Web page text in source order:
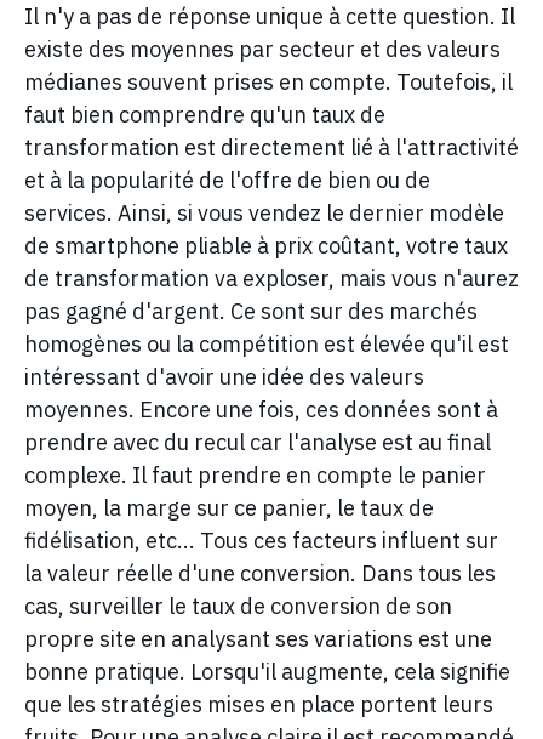
Il n'y a pas de réponse unique à cette question. Il
existe des moyennes par secteur et des valeurs
médianes souvent prises en compte. Toutefois, il
faut bien comprendre qu'un taux de
transformation est directement lié à l'attractivité
et à la popularité de l'offre de bien ou de
services. Ainsi, si vous vendez le dernier modèle
de smartphone pliable à prix coûtant, votre taux
de transformation va exploser, mais vous n'aurez
pas gagné d'argent. Ce sont sur des marchés
homogènes ou la compétition est élevée qu'il est
intéressant d'avoir une idée des valeurs
moyennes. Encore une fois, ces données sont à
prendre avec du recul car l'analyse est au final
complexe. Il faut prendre en compte le panier
moyen, la marge sur ce panier, le taux de
fidélisation, etc... Tous ces facteurs influent sur
la valeur réelle d'une conversion. Dans tous les
cas, surveiller le taux de conversion de son
propre site en analysant ses variations est une
bonne pratique. Lorsqu'il augmente, cela signifie
que les stratégies mises en place portent leurs